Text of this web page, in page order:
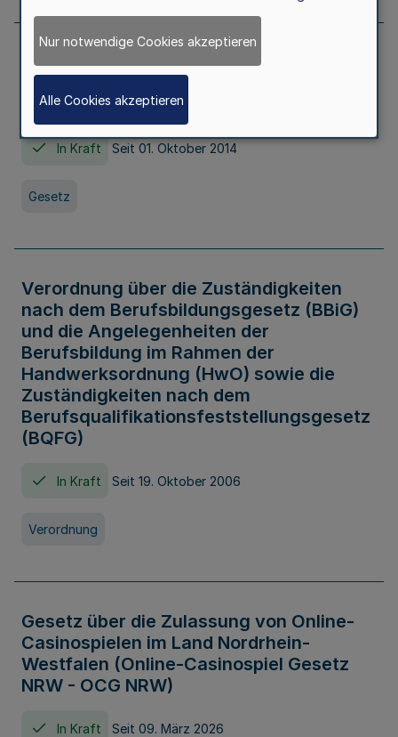
Gesetz über die Hochschulen des Landes
Nordrhein-Westfalen (Hochschulgesetz -
HG)
In Kraft Seit 01. Oktober 2014
Gesetz
Verordnung über die Zuständigkeiten
nach dem Berufsbildungsgesetz (BBiG)
und die Angelegenheiten der
Berufsbildung im Rahmen der
Handwerksordnung (HwO) sowie die
Zuständigkeiten nach dem
Berufsqualifikationsfeststellungsgesetz
(BQFG)
In Kraft Seit 19. Oktober 2006
Verordnung
Gesetz über die Zulassung von Online-
Casinospielen im Land Nordrhein-
Westfalen (Online-Casinospiel Gesetz
NRW - OCG NRW)
In Kraft Seit 09. März 2026
Nur notwendige Cookies akzeptieren
Alle Cookies akzeptieren